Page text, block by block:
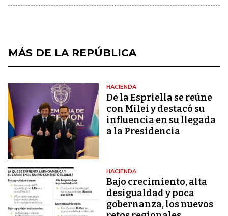
MÁS DE LA REPÚBLICA
HACIENDA
De la Espriella se reúne
con Milei y destacó su
influencia en su llegada
a la Presidencia
HACIENDA
Bajo crecimiento, alta
desigualdad y poca
gobernanza, los nuevos